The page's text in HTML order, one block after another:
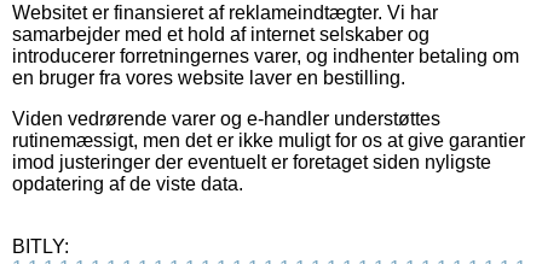
Websitet er finansieret af reklameindtægter. Vi har
samarbejder med et hold af internet selskaber og
introducerer forretningernes varer, og indhenter betaling om
en bruger fra vores website laver en bestilling.
Viden vedrørende varer og e-handler understøttes
rutinemæssigt, men det er ikke muligt for os at give garantier
imod justeringer der eventuelt er foretaget siden nyligste
opdatering af de viste data.
BITLY: